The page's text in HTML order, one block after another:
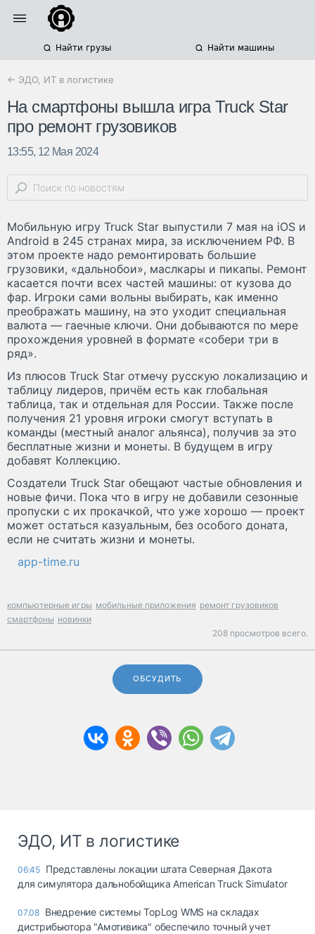
Найти грузы Найти машины
← ЭДО, ИТ в логистике
На смартфоны вышла игра Truck Star
про ремонт грузовиков
13:55, 12 Мая 2024
Мобильную игру Truck Star выпустили 7 мая на iOS и
Android в 245 странах мира, за исключением РФ. В
этом проекте надо ремонтировать большие
грузовики, «дальнобои», маслкары и пикапы. Ремонт
касается почти всех частей машины: от кузова до
фар. Игроки сами вольны выбирать, как именно
преображать машину, на это уходит специальная
валюта — гаечные ключи. Они добываются по мере
прохождения уровней в формате «собери три в
ряд».
Из плюсов Truck Star отмечу русскую локализацию и
таблицу лидеров, причём есть как глобальная
таблица, так и отдельная для России. Также после
получения 21 уровня игроки смогут вступать в
команды (местный аналог альянса), получив за это
бесплатные жизни и монеты. В будущем в игру
добавят Коллекцию.
Создатели Truck Star обещают частые обновления и
новые фичи. Пока что в игру не добавили сезонные
пропуски с их прокачкой, что уже хорошо — проект
может остаться казуальным, без особого доната,
если не считать жизни и монеты.
app-time.ru
компьютерные игры мобильные приложения ремонт грузовиков
смартфоны новинки
208 просмотров всего.
ОБСУДИТЬ
ЭДО, ИТ в логистике
06:45 Представлены локации штата Северная Дакота
для симулятора дальнобойщика American Truck Simulator
07.08 Внедрение системы TopLog WMS на складах
дистрибьютора "Амотивика" обеспечило точный учет